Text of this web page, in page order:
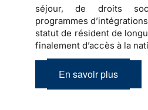
séjour, de droits
programmes
statut de résident de
finalement d’accès à la
En savoir plus